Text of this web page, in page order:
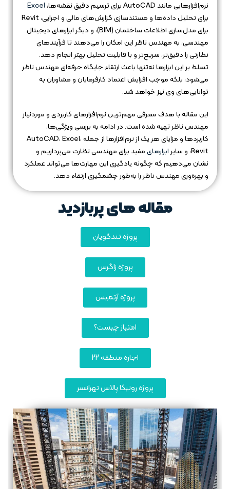
نرم‌افزارهایی مانند AutoCAD برای ترسیم دقیق نقشه‌ها،
Excel
برای تحلیل داده‌ها و مستندسازی گزارش‌های مالی و اجرایی، Revit
برای مدل‌سازی اطلاعات ساختمان (BIM)، و دیگر ابزارهای دیجیتال
مهندسی، به مهندس ناظر این امکان را می‌دهند تا فرآیندهای
نظارتی را دقیق‌تر، سریع‌تر و با قابلیت تحلیل بهتر انجام دهد.
تسلط بر این ابزارها نه‌تنها باعث ارتقاء جایگاه حرفه‌ای مهندس ناظر
می‌شود، بلکه موجب افزایش اعتماد کارفرمایان و مشاوران به
توانایی‌های وی نیز خواهد شد.
این مقاله با هدف معرفی مهم‌ترین نرم‌افزارهای کاربردی و موردنیاز
مهندس ناظر تهیه شده است. در ادامه به بررسی ویژگی‌ها،
کاربردها و مزایای هر یک از نرم‌افزارها از جمله AutoCAD، Excel،
Revit، و سایر
ابزارهایمفید برای مهندسی نظارت می‌پردازیم و
نشان می‌دهیم که چگونه یادگیری این مهارت‌ها می‌تواند عملکرد
و بهره‌وری مهندس ناظر را به‌طور چشمگیری ارتقاء دهد.
مقاله های پربازدید
پروژه تندگویان
پروژه زاگرس
پروژه آرتمیس
امتیاز چیست؟
اجاره منطقه 22
پروژه رونیکا پالاس تهرانسر